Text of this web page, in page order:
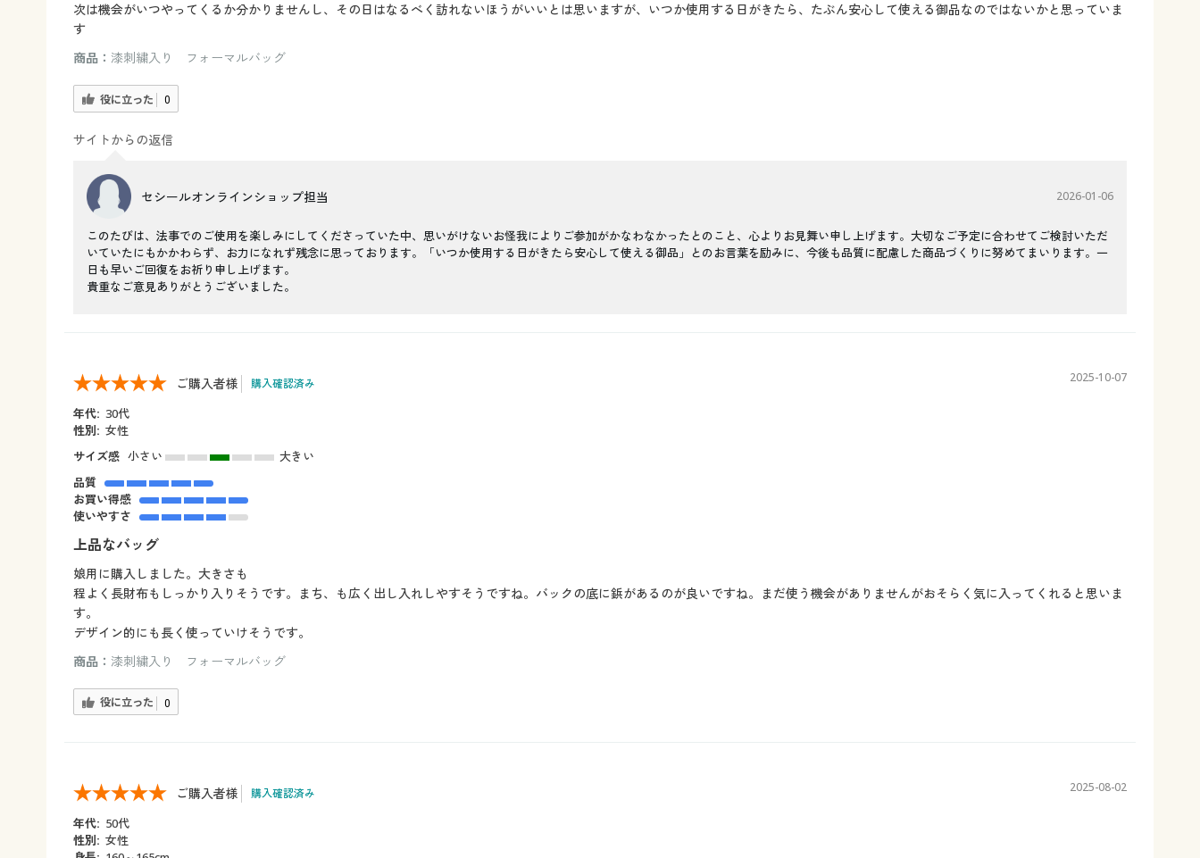
次は機会がいつやってくるか分かりませんし、その日はなるべく訪れないほうがいいとは思いますが、いつか使用する日がきたら、たぶん安心して使える御品なのではないかと思っていま
す
商品： 漆刺繍入り フォーマルバッグ
役に立った 0
サイトからの返信
セシールオンラインショップ担当 2026-01-06
このたびは、法事でのご使用を楽しみにしてくださっていた中、思いがけないお怪我によりご参加がかなわなかったとのこと、心よりお見舞い申し上げます。大切なご予定に合わせてご検討いただ
いていたにもかかわらず、お力になれず残念に思っております。「いつか使用する日がきたら安心して使える御品」とのお言葉を励みに、今後も品質に配慮した商品づくりに努めてまいります。一
日も早いご回復をお祈り申し上げます。
貴重なご意見ありがとうございました。
ご購入者様 購入確認済み 2025-10-07
年代: 30代
性別: 女性
サイズ感 小さい
大きい
品質
お買い得感
使いやすさ
上品なバッグ
娘用に購入しました。大きさも
程よく長財布もしっかり入りそうです。まち、も広く出し入れしやすそうですね。バックの底に鋲があるのが良いですね。まだ使う機会がありませんがおそらく気に入ってくれると思いま
す。
デザイン的にも長く使っていけそうです。
商品： 漆刺繍入り フォーマルバッグ
役に立った 0
ご購入者様 購入確認済み 2025-08-02
年代: 50代
性別: 女性